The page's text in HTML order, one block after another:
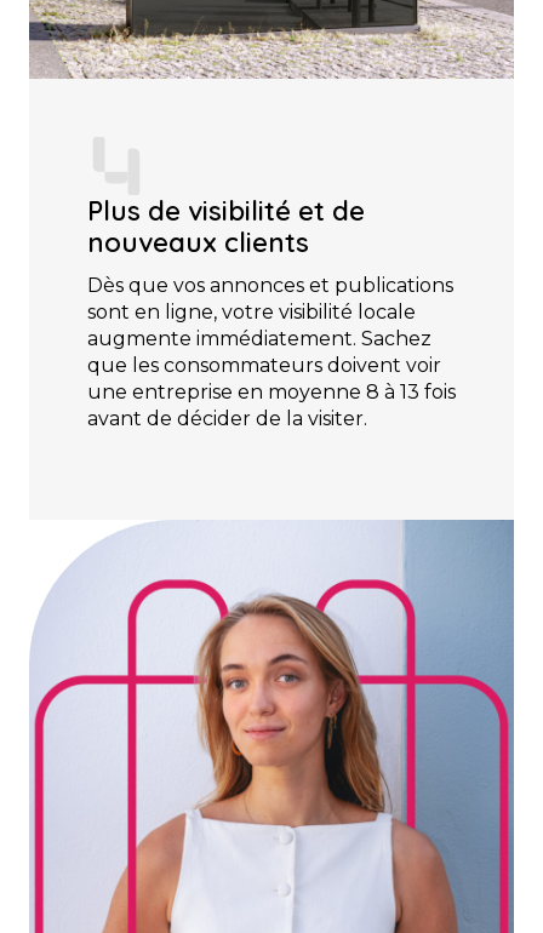
Plus de visibilité et de
nouveaux clients
Dès que vos annonces et publications
sont en ligne, votre visibilité locale
augmente immédiatement. Sachez
que les consommateurs doivent voir
une entreprise en moyenne 8 à 13 fois
avant de décider de la visiter.